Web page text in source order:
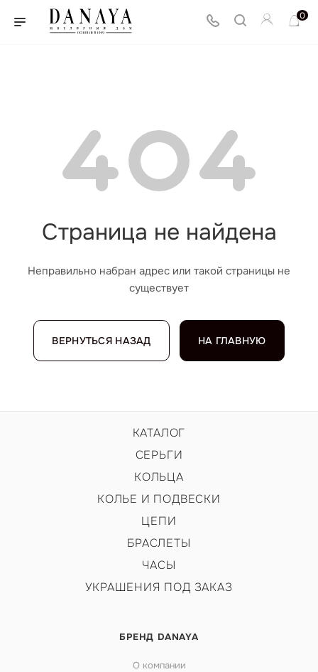
0
Страница не найдена
Неправильно набран адрес или такой страницы не
существует
ВЕРНУТЬСЯ НАЗАД НА ГЛАВНУЮ
КАТАЛОГ
СЕРЬГИ
КОЛЬЦА
КОЛЬЕ И ПОДВЕСКИ
ЦЕПИ
БРАСЛЕТЫ
ЧАСЫ
УКРАШЕНИЯ ПОД ЗАКАЗ
БРЕНД DANAYA
О компании